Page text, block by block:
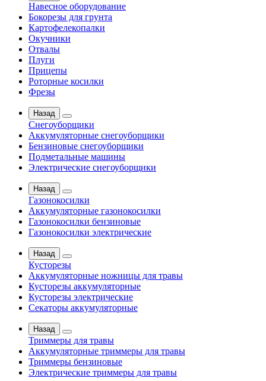
Навесное оборудование
Бокорезы для грунта
Картофелекопалки
Окучники
Отвалы
Плуги
Прицепы
Роторные косилки
Фрезы
Назад
Снегоуборщики
Аккумуляторные снегоуборщики
Бензиновые снегоуборщики
Подметальные машины
Электрические снегоуборщики
Назад
Газонокосилки
Аккумуляторные газонокосилки
Газонокосилки бензиновые
Газонокосилки электрические
Назад
Кусторезы
Аккумуляторные ножницы для травы
Кусторезы аккумуляторные
Кусторезы электрические
Секаторы аккумуляторные
Назад
Триммеры для травы
Аккумуляторные триммеры для травы
Триммеры бензиновые
Электрические триммеры для травы